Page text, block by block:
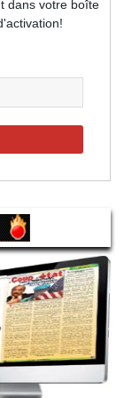
dans votre boîte